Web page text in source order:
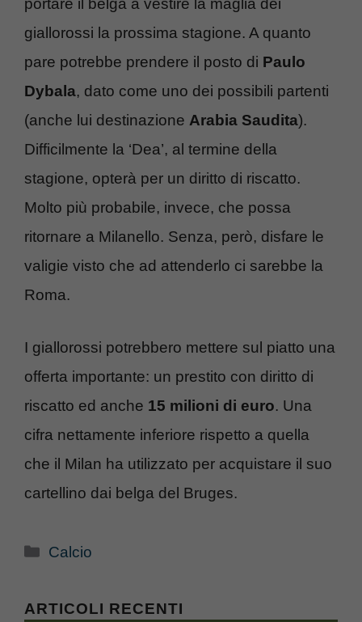
portare il belga a vestire la maglia dei
giallorossi la prossima stagione. A quanto
pare potrebbe prendere il posto di Paulo
Dybala, dato come uno dei possibili partenti
(anche lui destinazione Arabia Saudita).
Difficilmente la ‘Dea’, al termine della
stagione, opterà per un diritto di riscatto.
Molto più probabile, invece, che possa
ritornare a Milanello. Senza, però, disfare le
valigie visto che ad attenderlo ci sarebbe la
Roma.
I giallorossi potrebbero mettere sul piatto una
offerta importante: un prestito con diritto di
riscatto ed anche 15 milioni di euro. Una
cifra nettamente inferiore rispetto a quella
che il Milan ha utilizzato per acquistare il suo
cartellino dai belga del Bruges.
Categorie
Calcio
ARTICOLI RECENTI